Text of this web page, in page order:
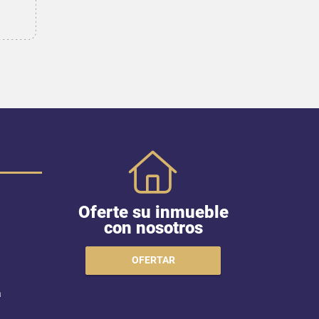
Oferte su inmueble
con nosotros
OFERTAR